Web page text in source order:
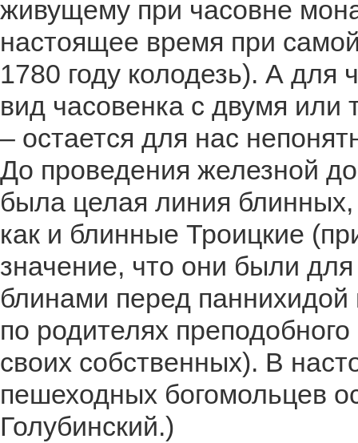
живущему при часовне
настоящее время при
1780 году колодезь). А для
вид часовенка с двумя
– остается для нас
До проведения железной
была целая линия блинных,
как и блинные Троицкие
значение, что они были
блинами перед
по родителях
своих собственных). В
пешеходных богомольцев
Голубинский.)